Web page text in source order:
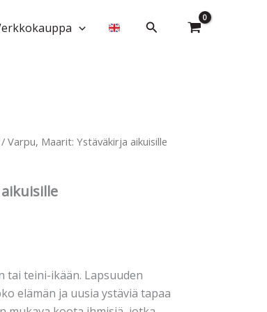
Hae
/ Varpu, Maarit: Ystäväkirja aikuisille
tai teini-ikään. Lapsuuden
elämän ja uusia ystäviä tapaa
aikuisille